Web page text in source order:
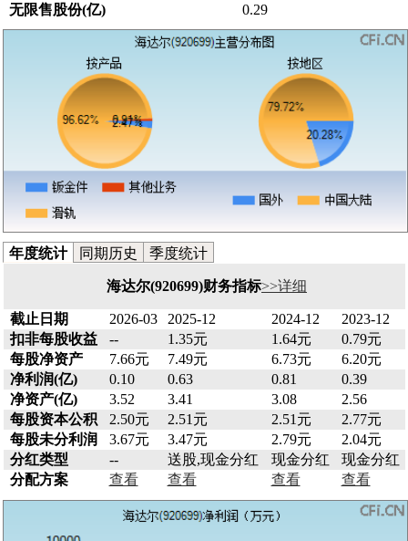
无限售股份(亿)
0.29
年度统计 同期历史 季度统计
海达尔(920699)财务指标>>详细
截止日期 2026-03 2025-12 2024-12
2023-12
扣非每股收益
-- 1.35元 1.64元
0.79元
每股净资产
7.66元 7.49元 6.73元
6.20元
净利润(亿)
0.10 0.63 0.81
0.39
净资产(亿)
3.52 3.41 3.08
2.56
每股资本公积
2.50元 2.51元 2.51元
2.77元
每股未分利润
3.67元 3.47元 2.79元
2.04元
分红类型
-- 送股,现金分红 现金分红
现金分红
分配方案
查看 查看 查看 查看